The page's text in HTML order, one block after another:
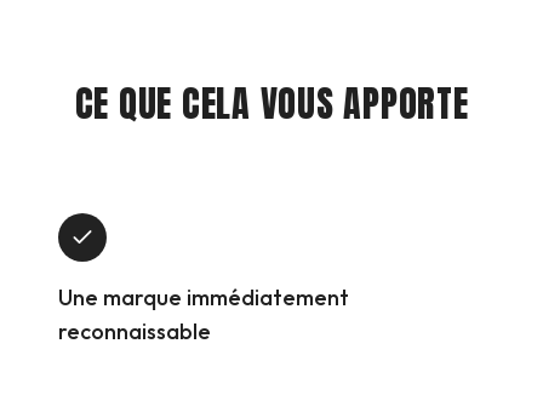
CE QUE CELA VOUS APPORTE
Une marque immédiatement
reconnaissable